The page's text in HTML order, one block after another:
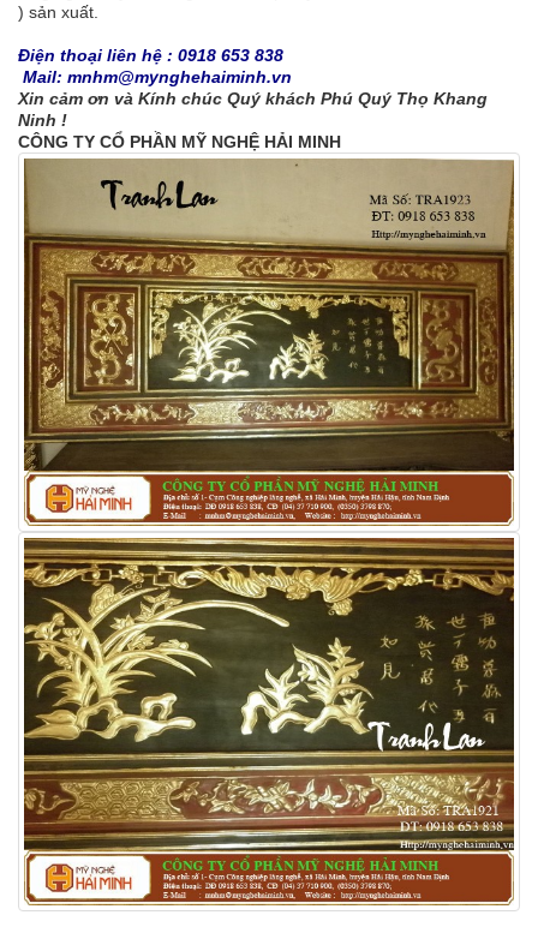
) sản xuất.
Điện thoại liên hệ : 0918 653 838
Mail: mnhm@mynghehaiminh.vn
Xin cảm ơn và Kính chúc Quý khách Phú Quý Thọ Khang
Ninh !
CÔNG TY CỔ PHẦN MỸ NGHỆ HẢI MINH